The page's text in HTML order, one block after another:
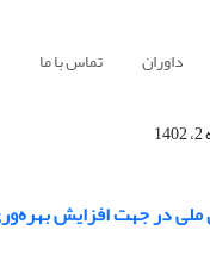
داوران تماس با ما
در جهت افزایش